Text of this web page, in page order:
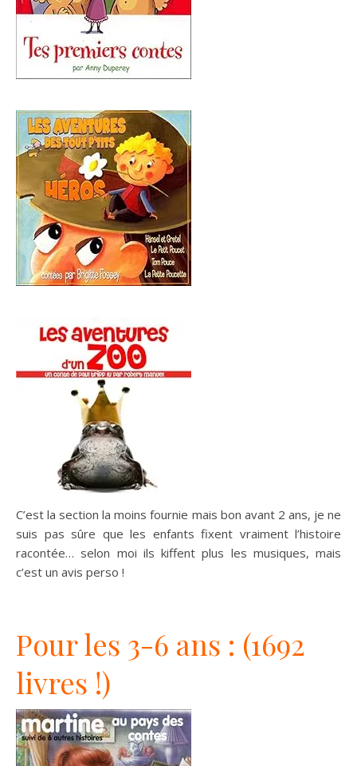
C’est la section la moins fournie mais bon avant 2 ans, je ne
suis pas sûre que les enfants fixent vraiment l’histoire
racontée… selon moi ils kiffent plus les musiques, mais
c’est un avis perso !
Pour les 3-6 ans : (1692
livres !)